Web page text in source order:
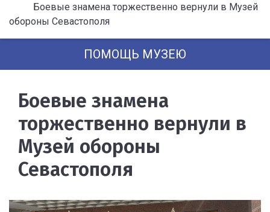
Боевые знамена торжественно вернули в Музей
обороны Севастополя
ПОМОЩЬ МУЗЕЮ
Боевые знамена
торжественно вернули в
Музей обороны
Севастополя